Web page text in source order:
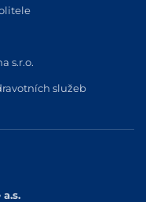
s.r.o.
služeb